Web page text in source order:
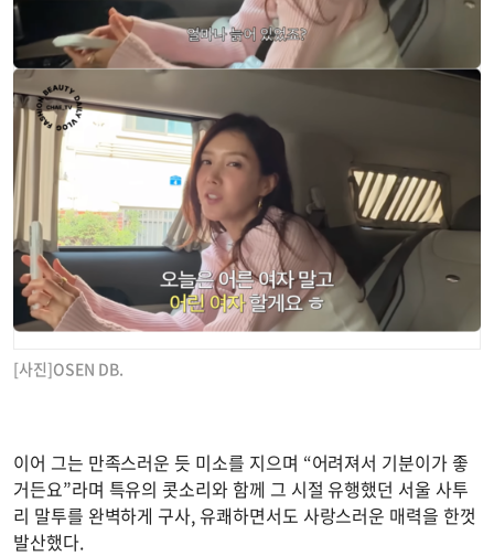
[사진]OSEN DB.
이어 그는 만족스러운 듯 미소를 지으며 “어려져서 기분이가 좋
거든요”라며 특유의 콧소리와 함께 그 시절 유행했던 서울 사투
리 말투를 완벽하게 구사, 유쾌하면서도 사랑스러운 매력을 한껏
발산했다.